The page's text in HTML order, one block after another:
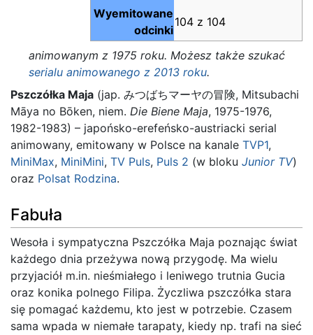
Wyemitowane
odcinki
104 z 104
animowanym z 1975 roku. Możesz także szukać
serialu animowanego z 2013 roku.
Pszczółka Maja (jap. みつばちマーヤの冒険, Mitsubachi
Māya no Bōken, niem. Die Biene Maja, 1975-1976,
1982-1983) – japońsko-erefeńsko-austriacki serial
animowany, emitowany w Polsce na kanale TVP1,
MiniMax, MiniMini, TV Puls, Puls 2 (w bloku Junior TV)
oraz Polsat Rodzina.
Fabuła
Wesoła i sympatyczna Pszczółka Maja poznając świat
każdego dnia przeżywa nową przygodę. Ma wielu
przyjaciół m.in. nieśmiałego i leniwego trutnia Gucia
oraz konika polnego Filipa. Życzliwa pszczółka stara
się pomagać każdemu, kto jest w potrzebie. Czasem
sama wpada w niemałe tarapaty, kiedy np. trafi na sieć